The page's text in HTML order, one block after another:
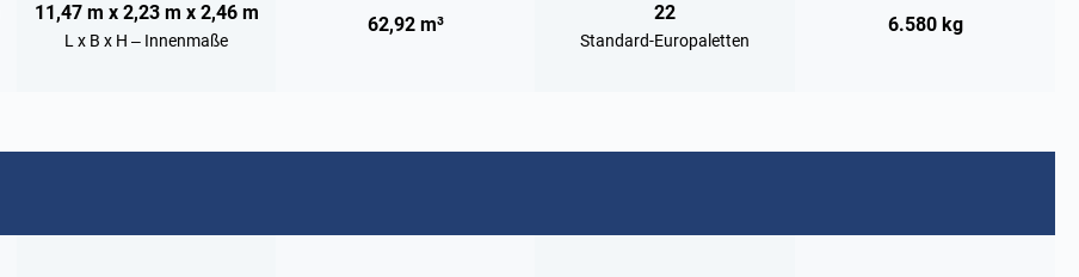
11,47 m x 2,23 m x 2,46 m
L x B x H – Innenmaße
62,92 m³
22
Standard-Europaletten
6.580 kg